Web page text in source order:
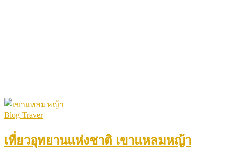
Blog Traver
เที่ยวอุทยานแห่งชาติ เขาแหลมหญ้า